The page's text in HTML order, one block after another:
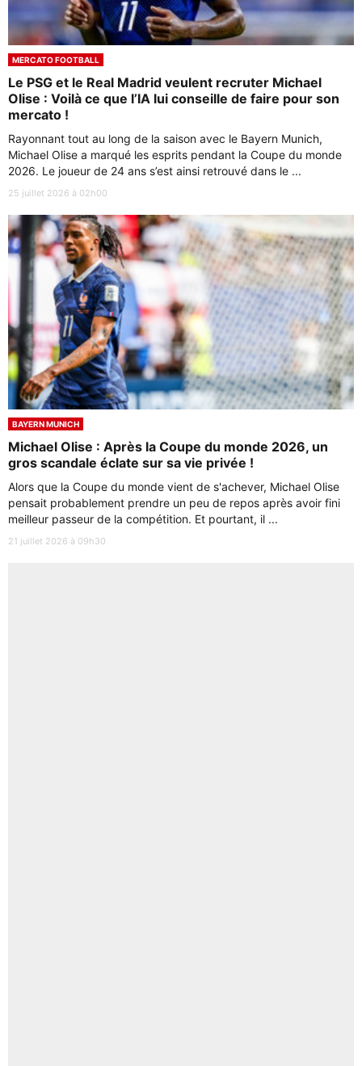
MERCATO FOOTBALL
Le PSG et le Real Madrid veulent recruter Michael
Olise : Voilà ce que l’IA lui conseille de faire pour son
mercato !
Rayonnant tout au long de la saison avec le Bayern Munich,
Michael Olise a marqué les esprits pendant la Coupe du monde
2026. Le joueur de 24 ans s’est ainsi retrouvé dans le ...
25 juillet 2026 à 02h00
BAYERN MUNICH
Michael Olise : Après la Coupe du monde 2026, un
gros scandale éclate sur sa vie privée !
Alors que la Coupe du monde vient de s'achever, Michael Olise
pensait probablement prendre un peu de repos après avoir fini
meilleur passeur de la compétition. Et pourtant, il ...
21 juillet 2026 à 09h30